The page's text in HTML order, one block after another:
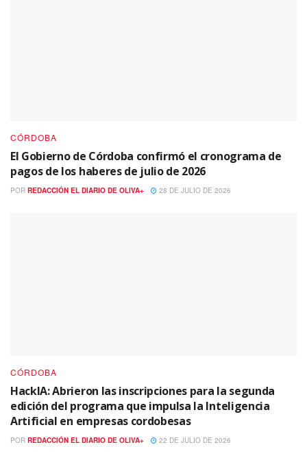
CÓRDOBA
El Gobierno de Córdoba confirmó el cronograma de
pagos de los haberes de julio de 2026
POR REDACCIÓN EL DIARIO DE OLIVA+ 28 DE JULIO DE 2026
CÓRDOBA
HackIA: Abrieron las inscripciones para la segunda
edición del programa que impulsa la Inteligencia
Artificial en empresas cordobesas
POR REDACCIÓN EL DIARIO DE OLIVA+ 22 DE JULIO DE 2026